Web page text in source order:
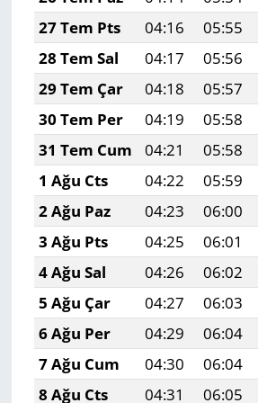
27 Tem Pts
04:16 05:55
28 Tem Sal
04:17 05:56
29 Tem Çar
04:18 05:57
30 Tem Per
04:19 05:58
31 Tem Cum
04:21 05:58
1 Ağu Cts
04:22 05:59
2 Ağu Paz
04:23 06:00
3 Ağu Pts
04:25 06:01
4 Ağu Sal
04:26 06:02
5 Ağu Çar
04:27 06:03
6 Ağu Per
04:29 06:04
7 Ağu Cum
04:30 06:04
8 Ağu Cts
04:31 06:05